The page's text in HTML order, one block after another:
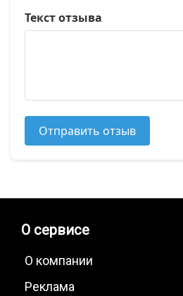
Текст отзыва
Отправить отзыв
О сервисе
О компании
Реклама